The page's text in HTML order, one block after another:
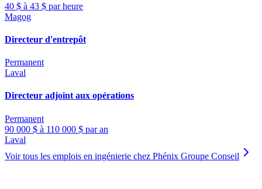
40 $ à 43 $ par heure
Magog
Directeur d'entrepôt
Permanent
Laval
Directeur adjoint aux opérations
Permanent
90 000 $ à 110 000 $ par an
Laval
Voir tous les emplois en ingénierie chez Phénix Groupe Conseil